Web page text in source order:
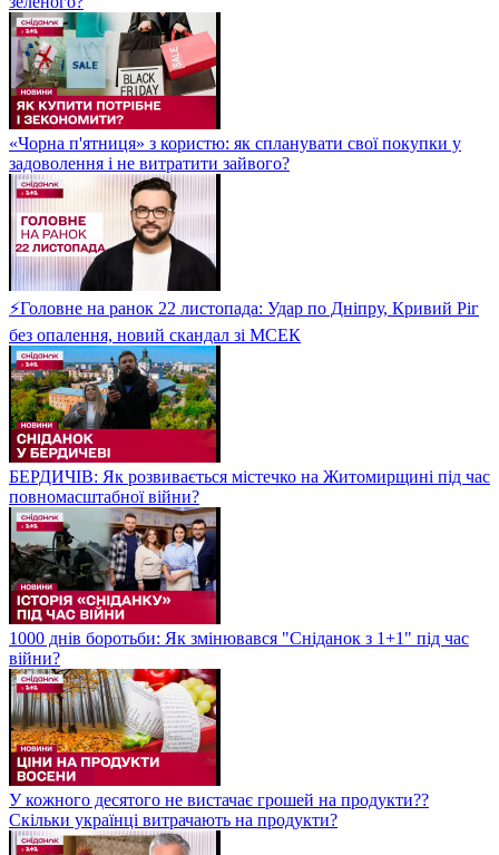
«Чорна п'ятниця» з користю: як спланувати свої покупки у
задоволення і не витратити зайвого?
⚡Головне на ранок 22 листопада: Удар по Дніпру, Кривий Ріг
без опалення, новий скандал зі МСЕК
БЕРДИЧІВ: Як розвивається містечко на Житомирщині під час
повномасштабної війни?
1000 днів боротьби: Як змінювався "Сніданок з 1+1" під час
війни?
У кожного десятого не вистачає грошей на продукти??
Скільки українці витрачають на продукти?